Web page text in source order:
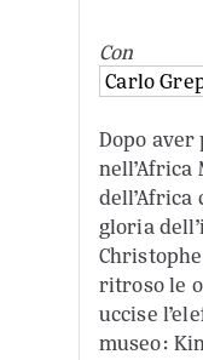
Con
Carlo
Dopo aver
nell’Africa
gloria
ritroso le
uccise
museo: